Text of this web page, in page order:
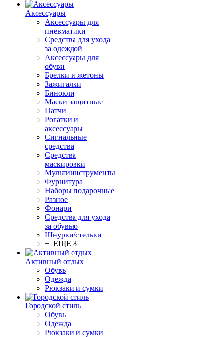
Аксессуары
Аксессуары для
пневматики
Средства для ухода
за одеждой
Аксессуары для
обуви
Брелки и жетоны
Зажигалки
Бинокли
Маски защитные
Патчи
Рогатки и
аксессуары
Сигнальные
средства
Средства
маскировки
Мультиинструменты
Фурнитура
Наборы подарочные
Разное
Фонари
Средства для ухода
за обувью
Шнурки/стельки
+ ЕЩЕ 8
Активный отдых
Обувь
Одежда
Рюкзаки и сумки
Городской стиль
Обувь
Одежда
Рюкзаки и сумки